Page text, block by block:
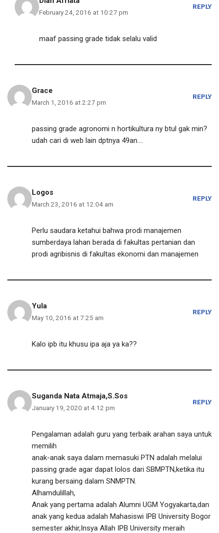
February 24, 2016 at 10:27 pm
REPLY
maaf passing grade tidak selalu valid
Grace
March 1, 2016 at 2:27 pm
REPLY
passing grade agronomi n hortikultura ny btul gak min?
udah cari di web lain dptnya 49an….
Logos
March 23, 2016 at 12:04 am
REPLY
Perlu saudara ketahui bahwa prodi manajemen
sumberdaya lahan berada di fakultas pertanian dan
prodi agribisnis di fakultas ekonomi dan manajemen
Yula
May 10, 2016 at 7:25 am
REPLY
Kalo ipb itu khusu ipa aja ya ka??
Suganda Nata Atmaja,S.Sos
January 19, 2020 at 4:12 pm
REPLY
Pengalaman adalah guru yang terbaik arahan saya untuk
memilih
anak-anak saya dalam memasuki PTN adalah melalui
passing grade agar dapat lolos dari SBMPTN,ketika itu
kurang bersaing dalam SNMPTN.
Alhamdulillah,
Anak yang pertama adalah Alumni UGM Yogyakarta,dan
anak yang kedua adalah Mahasiswi IPB University Bogor
semester akhir,Insya Allah IPB University meraih